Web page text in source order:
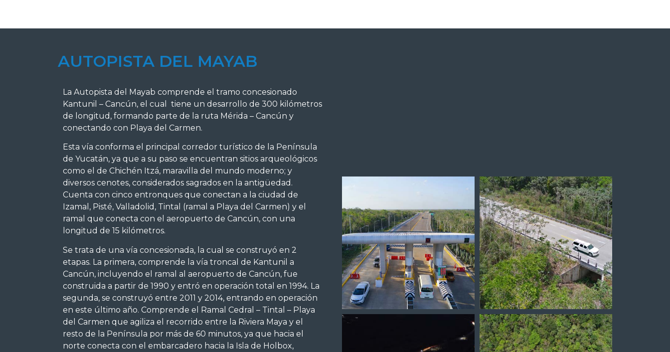
AUTOPISTA DEL MAYAB
La Autopista del Mayab comprende el tramo concesionado
Kantunil – Cancún, el cual tiene un desarrollo de 300 kilómetros
de longitud, formando parte de la ruta Mérida – Cancún y
conectando con Playa del Carmen.
Esta vía conforma el principal corredor turístico de la Península
de Yucatán, ya que a su paso se encuentran sitios arqueológicos
como el de Chichén Itzá, maravilla del mundo moderno; y
diversos cenotes, considerados sagrados en la antigüedad.
Cuenta con cinco entronques que conectan a la ciudad de
Izamal, Pisté, Valladolid, Tintal (ramal a Playa del Carmen) y el
ramal que conecta con el aeropuerto de Cancún, con una
longitud de 15 kilómetros.
Se trata de una vía concesionada, la cual se construyó en 2
etapas. La primera, comprende la vía troncal de Kantunil a
Cancún, incluyendo el ramal al aeropuerto de Cancún, fue
construida a partir de 1990 y entró en operación total en 1994. La
segunda, se construyó entre 2011 y 2014, entrando en operación
en este último año. Comprende el Ramal Cedral – Tintal – Playa
del Carmen que agiliza el recorrido entre la Riviera Maya y el
resto de la Península por más de 60 minutos, ya que hacia el
norte conecta con el embarcadero hacia la Isla de Holbox,